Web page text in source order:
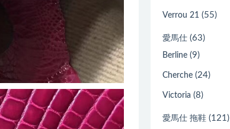
Verrou 21 (55)
愛馬仕 (63)
Berline (9)
Cherche (24)
Victoria (8)
愛馬仕 拖鞋 (121)